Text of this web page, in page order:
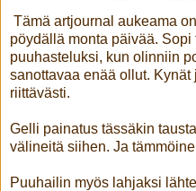
Tämä artjournal aukeama
pöydällä monta päivää.
puuhasteluksi, kun olinniin
sanottavaa enää ollut.
riittävästi.
Gelli painatus tässäkin
välineitä siihen. Ja
Puuhailin myös lahjaksi